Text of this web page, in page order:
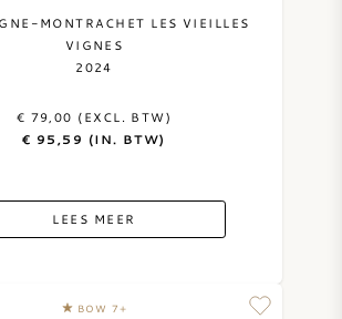
MONTRACHET LES VIEILLES
VIGNES
2024
€ 79,00 (EXCL. BTW)
€ 95,59 (IN. BTW)
LEES MEER
BOW 7+